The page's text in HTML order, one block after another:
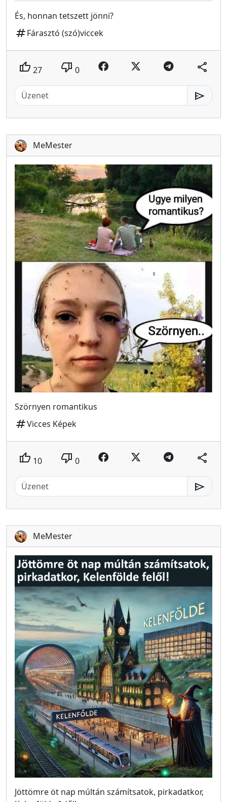
És, honnan tetszett jönni?
tagFárasztó (szó)viccek
thumb_up 27 thumb_down 0 share
send
MeMester
Szörnyen romantikus
tagVicces Képek
thumb_up 10 thumb_down 0 share
send
MeMester
Jöttömre öt nap múltán számítsatok, pirkadatkor,